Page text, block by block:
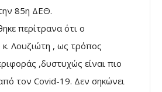
85η ΔΕΘ.
περίτρανα ότι ο
Λουζιώτη , ως τρόπος
,δυστυχώς είναι πιο
τον Covid-19. Δεν σηκώνει